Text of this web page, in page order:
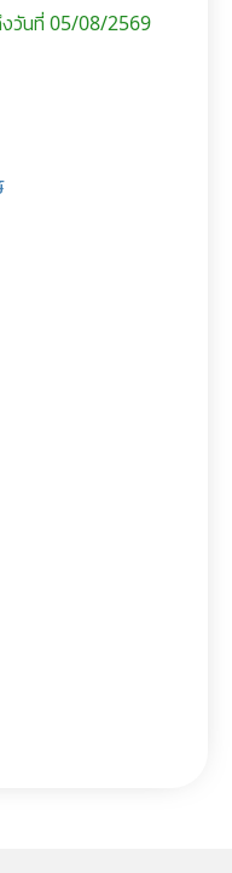
วันที่ 05/08/2569